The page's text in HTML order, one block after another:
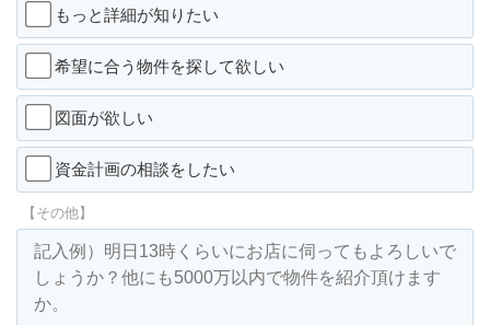
もっと詳細が知りたい
希望に合う物件を探して欲しい
図面が欲しい
資金計画の相談をしたい
【その他】